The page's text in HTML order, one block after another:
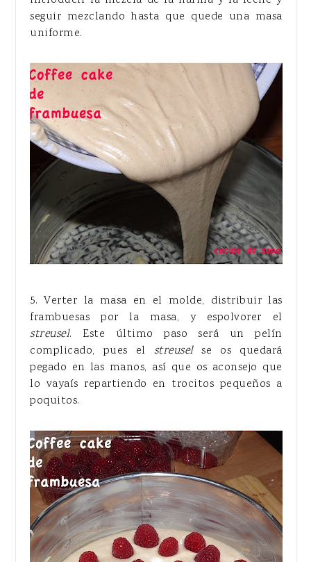
seguir mezclando hasta que quede una masa
uniforme.
5. Verter la masa en el molde, distribuir las
frambuesas por la masa, y espolvorer el
streusel. Este último paso será un pelín
complicado, pues el streuselse os quedará
pegado en las manos, así que os aconsejo que
lo vayaís repartiendo en trocitos pequeños a
poquitos.